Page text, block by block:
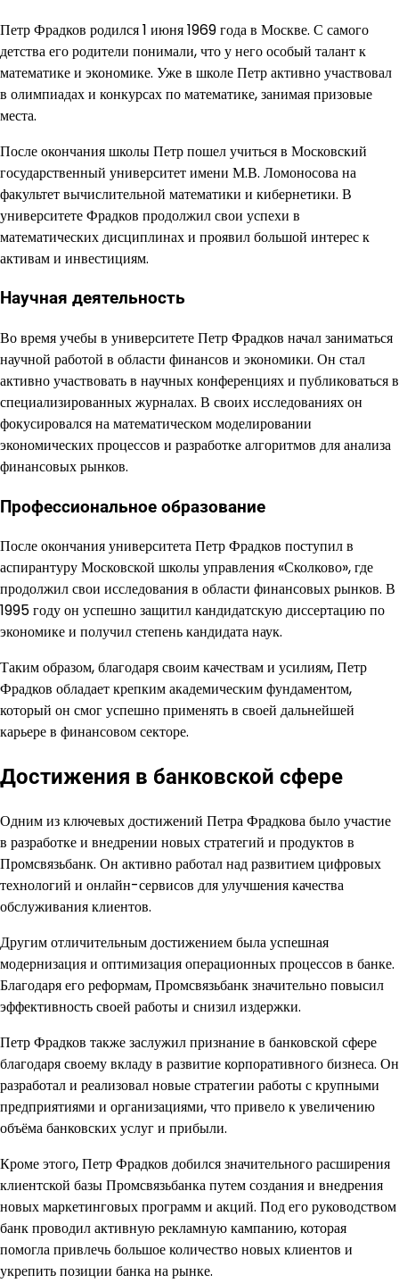
Петр Фрадков родился 1 июня 1969 года в Москве. С самого
детства его родители понимали, что у него особый талант к
математике и экономике. Уже в школе Петр активно участвовал
в олимпиадах и конкурсах по математике, занимая призовые
места.
После окончания школы Петр пошел учиться в Московский
государственный университет имени М.В. Ломоносова на
факультет вычислительной математики и кибернетики. В
университете Фрадков продолжил свои успехи в
математических дисциплинах и проявил большой интерес к
активам и инвестициям.
Научная деятельность
Во время учебы в университете Петр Фрадков начал заниматься
научной работой в области финансов и экономики. Он стал
активно участвовать в научных конференциях и публиковаться в
специализированных журналах. В своих исследованиях он
фокусировался на математическом моделировании
экономических процессов и разработке алгоритмов для анализа
финансовых рынков.
Профессиональное образование
После окончания университета Петр Фрадков поступил в
аспирантуру Московской школы управления «Сколково», где
продолжил свои исследования в области финансовых рынков. В
1995 году он успешно защитил кандидатскую диссертацию по
экономике и получил степень кандидата наук.
Таким образом, благодаря своим качествам и усилиям, Петр
Фрадков обладает крепким академическим фундаментом,
который он смог успешно применять в своей дальнейшей
карьере в финансовом секторе.
Достижения в банковской сфере
Одним из ключевых достижений Петра Фрадкова было участие
в разработке и внедрении новых стратегий и продуктов в
Промсвязьбанк. Он активно работал над развитием цифровых
технологий и онлайн-сервисов для улучшения качества
обслуживания клиентов.
Другим отличительным достижением была успешная
модернизация и оптимизация операционных процессов в банке.
Благодаря его реформам, Промсвязьбанк значительно повысил
эффективность своей работы и снизил издержки.
Петр Фрадков также заслужил признание в банковской сфере
благодаря своему вкладу в развитие корпоративного бизнеса. Он
разработал и реализовал новые стратегии работы с крупными
предприятиями и организациями, что привело к увеличению
объёма банковских услуг и прибыли.
Кроме этого, Петр Фрадков добился значительного расширения
клиентской базы Промсвязьбанка путем создания и внедрения
новых маркетинговых программ и акций. Под его руководством
банк проводил активную рекламную кампанию, которая
помогла привлечь большое количество новых клиентов и
укрепить позиции банка на рынке.